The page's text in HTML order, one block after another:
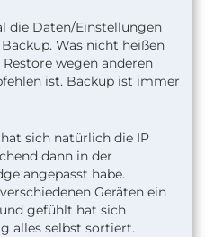
die Daten/Einstellungen
Was nicht heißen
wegen anderen
ist. Backup ist immer
sich natürlich die IP
dann in der
angepasst habe.
Geräten ein
gefühlt hat sich
alles selbst sortiert.